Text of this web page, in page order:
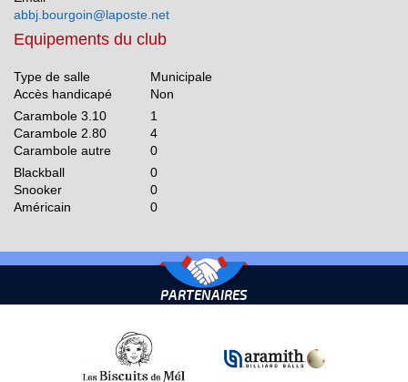
abbj.bourgoin@laposte.net
Equipements du club
Type de salle
Municipale
Accès handicapé
Non
Carambole 3.10
1
Carambole 2.80
4
Carambole autre
0
Blackball
0
Snooker
0
Américain
0
PARTENAIRES